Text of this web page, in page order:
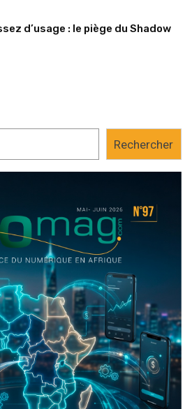
d’usage : le piège du Shadow
Rechercher